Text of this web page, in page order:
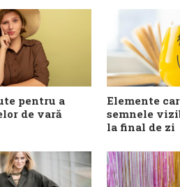
pentru a
de vară
Elemente
semnele
la final de zi